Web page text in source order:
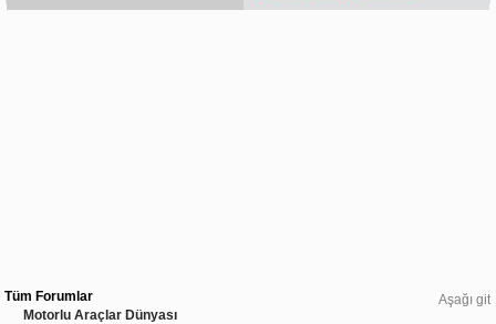
Aşağı git
Tüm Forumlar
Motorlu Araçlar Dünyası